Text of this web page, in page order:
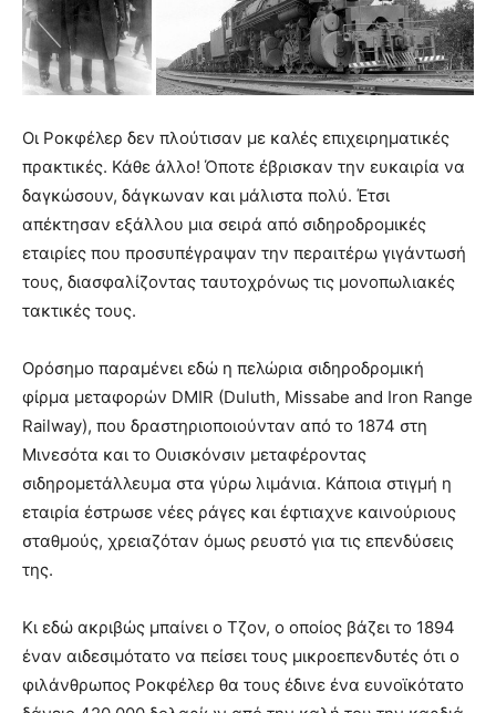
Οι Ροκφέλερ δεν πλούτισαν με καλές επιχειρηματικές
πρακτικές. Κάθε άλλο! Όποτε έβρισκαν την ευκαιρία να
δαγκώσουν, δάγκωναν και μάλιστα πολύ. Έτσι
απέκτησαν εξάλλου μια σειρά από σιδηροδρομικές
εταιρίες που προσυπέγραψαν την περαιτέρω γιγάντωσή
τους, διασφαλίζοντας ταυτοχρόνως τις μονοπωλιακές
τακτικές τους.
Ορόσημο παραμένει εδώ η πελώρια σιδηροδρομική
φίρμα μεταφορών DMIR (Duluth, Missabe and Iron Range
Railway), που δραστηριοποιούνταν από το 1874 στη
Μινεσότα και το Ουισκόνσιν μεταφέροντας
σιδηρομετάλλευμα στα γύρω λιμάνια. Κάποια στιγμή η
εταιρία έστρωσε νέες ράγες και έφτιαχνε καινούριους
σταθμούς, χρειαζόταν όμως ρευστό για τις επενδύσεις
της.
Κι εδώ ακριβώς μπαίνει ο Τζον, ο οποίος βάζει το 1894
έναν αιδεσιμότατο να πείσει τους μικροεπενδυτές ότι ο
φιλάνθρωπος Ροκφέλερ θα τους έδινε ένα ευνοϊκότατο